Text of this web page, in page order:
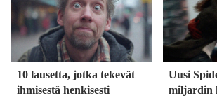
10 lausetta, jotka tekevät
ihmisestä henkisesti
Uusi
miljardin